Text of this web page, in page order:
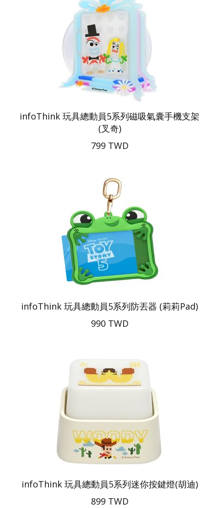
infoThink 玩具總動員5系列磁吸氣囊手機支架
(叉奇)
799 TWD
infoThink 玩具總動員5系列防丟器 (莉莉Pad)
990 TWD
infoThink 玩具總動員5系列迷你按鍵燈(胡迪)
899 TWD